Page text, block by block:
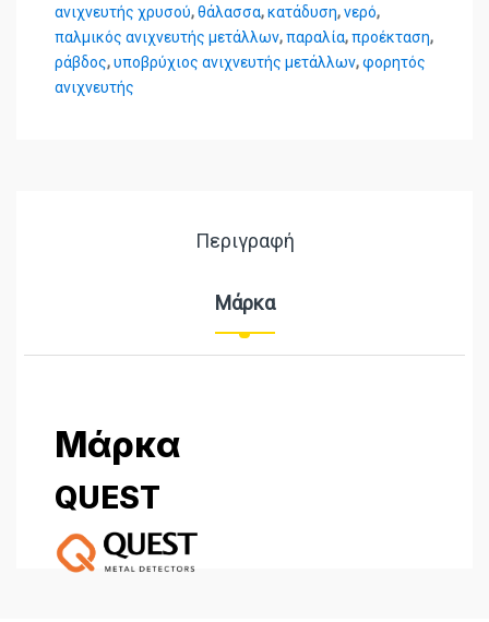
ανιχνευτής χρυσού,θάλασσα,κατάδυση,νερό,
παλμικός ανιχνευτής μετάλλων,παραλία,προέκταση,
ράβδος,υποβρύχιος ανιχνευτής μετάλλων,φορητός
ανιχνευτής
Περιγραφή
Μάρκα
Μάρκα
QUEST